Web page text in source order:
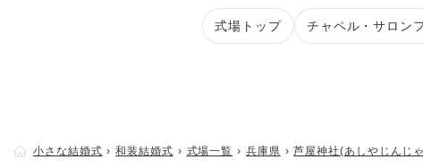
式場トップ チャペル・サロン
小さな結婚式 和装結婚式 式場一覧 兵庫県 芦屋神社(あしやじんじ